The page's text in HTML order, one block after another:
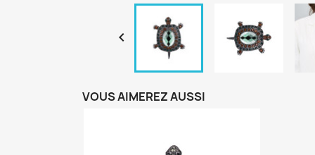

VOUS AIMEREZ AUSSI